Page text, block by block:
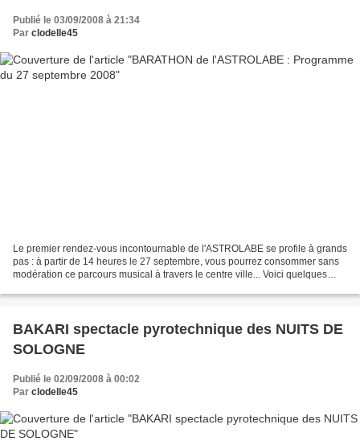
Publié le 03/09/2008 à 21:34
Par clodelle45
Le premier rendez-vous incontournable de l'ASTROLABE se profile à grands
pas : à partir de 14 heures le 27 septembre, vous pourrez consommer sans
modération ce parcours musical à travers le centre ville... Voici quelques
BAKARI spectacle pyrotechnique des NUITS DE
SOLOGNE
Publié le 02/09/2008 à 00:02
Par clodelle45